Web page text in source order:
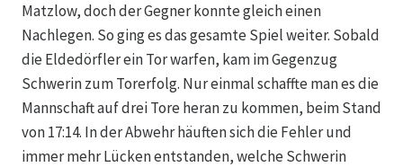
Matzlow, doch der Gegner konnte gleich einen
Nachlegen. So ging es das gesamte Spiel weiter. Sobald
die Eldedörfler ein Tor warfen, kam im Gegenzug
Schwerin zum Torerfolg. Nur einmal schaffte man es die
Mannschaft auf drei Tore heran zu kommen, beim Stand
von 17:14. In der Abwehr häuften sich die Fehler und
immer mehr Lücken entstanden, welche Schwerin